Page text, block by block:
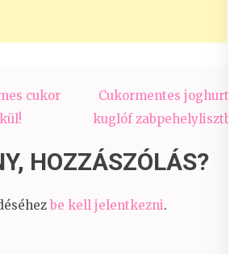
cukor
Cukormentes joghurtos
kuglóf zabpehelylisztből
HOZZÁSZÓLÁS?
be kell jelentkezni.